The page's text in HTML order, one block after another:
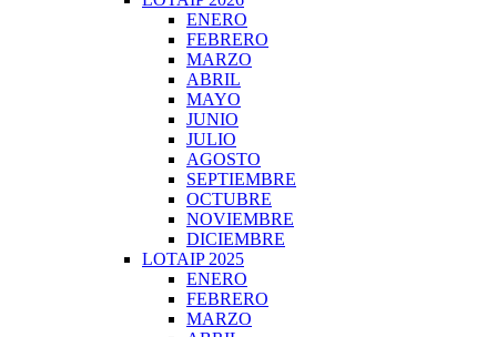
ENERO
FEBRERO
MARZO
ABRIL
MAYO
JUNIO
JULIO
AGOSTO
SEPTIEMBRE
OCTUBRE
NOVIEMBRE
DICIEMBRE
LOTAIP 2025
ENERO
FEBRERO
MARZO